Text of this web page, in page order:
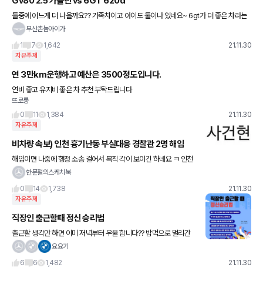
둘중에 어느게 더 나을까요?? 가족차이고 아이도 둘이나 있네요~ 6gt가 더 좋은 차라는
건 알지만 4기통 디젤이라는 점과 옵션이 빠지고 있는 부분, 트렁크 공간등을 고려할때 g
부산촌놈아이가
1
7 1,642 21.11.30
자유주제
연 3만km운행하고 예산은 3500정도입니다.
연비 좋고 유지비 좋은 차 추천 부탁드립니다
뜨로롱
0
11 1,384 21.11.30
자유주제
비차량 속보) 인천 흉기난동 부실대응 경찰관 2명 해임
해임이면 나중에 행정 소송 걸어서 복직 각이 보이긴 하네요 ㅋ 인천
에서 발생한 이른바 ‘층간소음 흉기난동’ 사건에서 피해자 가족이 큰
한문철의스케치북
0
14 1,738 21.11.30
자유주제
직장인 출근할때 정신 승리법
출근할 생각만 하면 이미 저녁부터 우울 합니다?? 밥먹으로 멀리간
다에 한표ㅋㅋㅋ요요기
6
6 1,482 21.11.30